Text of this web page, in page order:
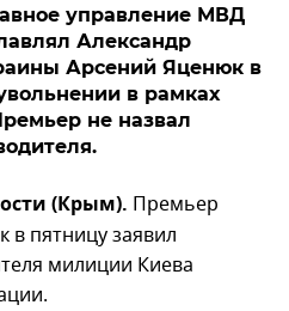
управление МВД
Александр
Арсений Яценюк в
в рамках
не назвал
(Крым). Премьер
пятницу заявил
милиции Киева